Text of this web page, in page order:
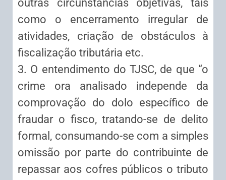
outras circunstâncias objetivas, tais
como o encerramento irregular de
atividades, criação de obstáculos à
fiscalização tributária etc.
3. O entendimento do TJSC, de que “o
crime ora analisado independe da
comprovação do dolo específico de
fraudar o fisco, tratando-se de delito
formal, consumando-se com a simples
omissão por parte do contribuinte de
repassar aos cofres públicos o tributo